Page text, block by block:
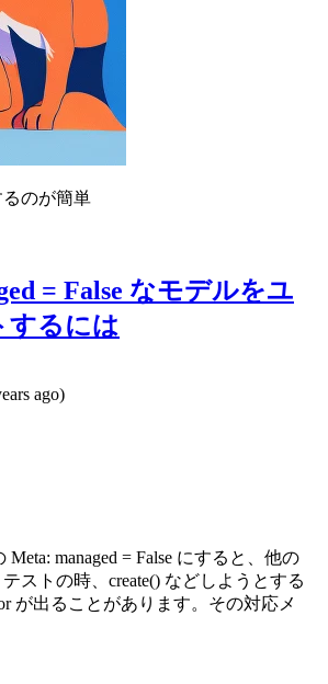
のが簡単
= False なモデルをユ
するには
ago)
managed = False にすると、他の
ストの時、create() などしようとする
が出ることがあります。その対応メ